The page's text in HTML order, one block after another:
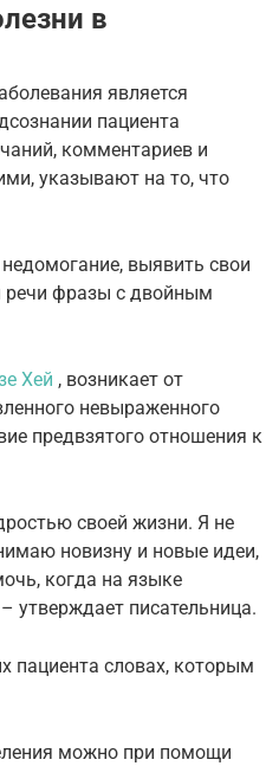
в
является
пациента
комментариев и
указывают на то, что
выявить свои
речи фразы с двойным
Хей , возникает от
невыраженного
предвзятого отношения к
своей жизни. Я не
новизну и новые идеи,
когда на языке
утверждает писательница.
пациента словах, которым
можно при помощи